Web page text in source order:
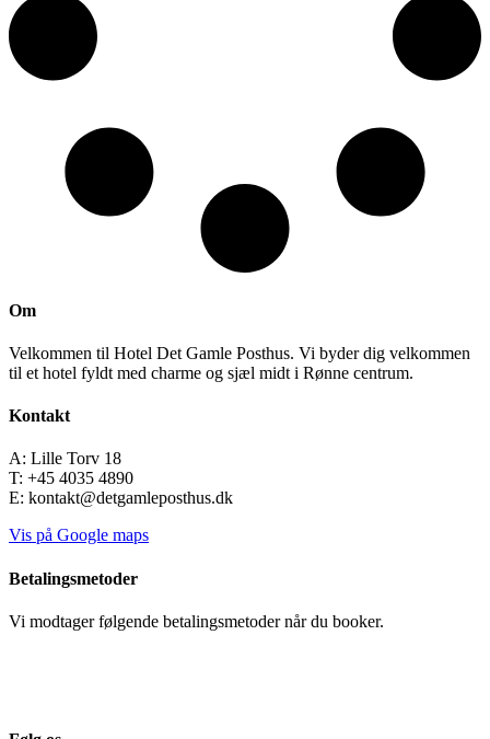
Om
Velkommen til Hotel Det Gamle Posthus. Vi byder dig velkommen
til et hotel fyldt med charme og sjæl midt i Rønne centrum.
Kontakt
A: Lille Torv 18
T: +45 4035 4890
E: kontakt@detgamleposthus.dk
Vis på Google maps
Betalingsmetoder
Vi modtager følgende betalingsmetoder når du booker.